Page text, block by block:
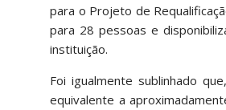
para o Projeto de
para 28 pessoas e
instituição.
Foi igualmente sublinhado
equivalente a